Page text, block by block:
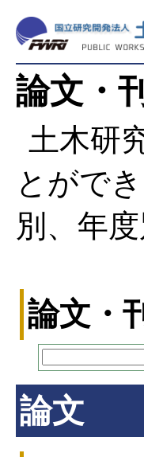
論文・
土木研
とがで
別、年
論文・
論文